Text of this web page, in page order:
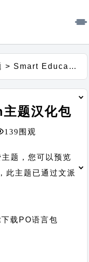
> Smart Education主题汉化包
题汉化包
139围观
题，您可以预览
此主题已通过文派
下载PO语言包